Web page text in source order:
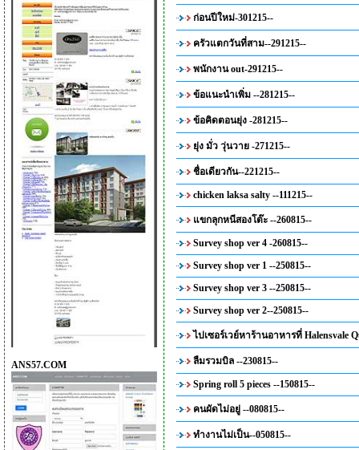
ANS57.COM
ก่อนปีใหม่-301215--
ครัวแตกวันที่สาม--291215--
พนักงาน out-291215--
ข้อแนะนำเพิ่ม --281215--
ข้อคิดตอนยุ่ง -281215--
ยุ่ง มั่ว วุ่นวาย -271215--
ชื่อเดียวกัน--221215--
chicken laksa salty --111215--
แขกลุกหนีสองโต๊ะ --260815--
Survey shop ver 4 -260815--
Survey shop ver 1 --250815--
Survey shop ver 3 --250815--
Survey shop ver 2--250815--
ไปเซอร์เวย์หาร้านอาหารที่ Halensvale
ลืมรวมบิล --230815--
Spring roll 5 pieces --150815--
คนผัดไม่อยู่ --080815--
ทำงานไม่เป็น--050815--